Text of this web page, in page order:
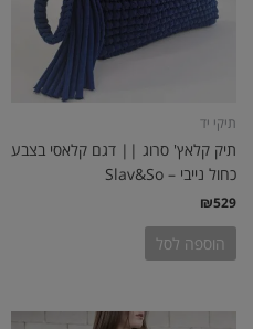
תיקי יד
תיק קלאץ' סרוג || דגם קלאסי בצבע
כחול נייבי – Slav&So
₪529
הוספה לסל